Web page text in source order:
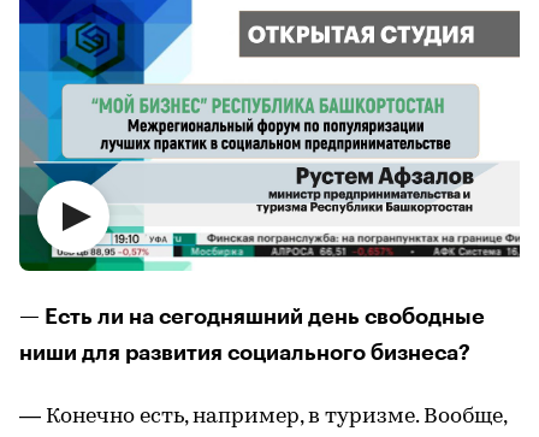
— Есть ли на сегодняшний день свободные
ниши для развития социального бизнеса?
— Конечно есть, например, в туризме. Вообще,